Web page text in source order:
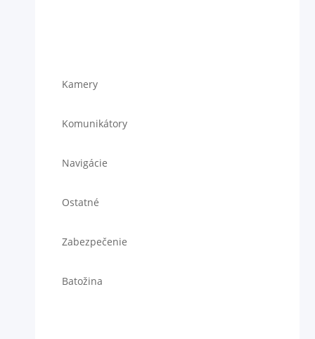
Kamery
Komunikátory
Navigácie
Ostatné
Zabezpečenie
Batožina